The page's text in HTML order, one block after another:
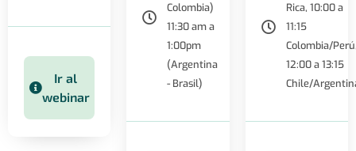
Ir al
webinar
Colombia)
11:30 am a
1:00pm
(Argentina
- Brasil)
Rica, 10:00 a
11:15
Colombia/
12:00 a 13:15
Chile/